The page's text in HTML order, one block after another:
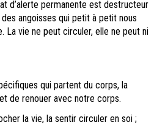
d’alerte permanente est destructeur
angoisses qui petit à petit nous
La vie ne peut circuler, elle ne peut ni
qui partent du corps, la
de renouer avec notre corps.
la vie, la sentir circuler en soi ;